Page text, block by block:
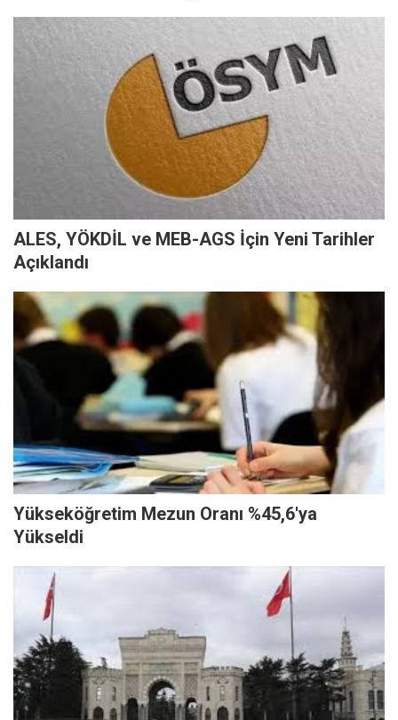
ALES, YÖKDİL ve MEB-AGS İçin Yeni Tarihler
Açıklandı
Yükseköğretim Mezun Oranı %45,6'ya
Yükseldi